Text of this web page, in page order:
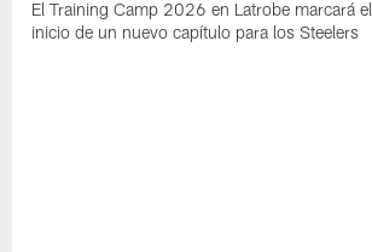
El Training Camp 2026 en Latrobe marcará el
inicio de un nuevo capítulo para los Steelers